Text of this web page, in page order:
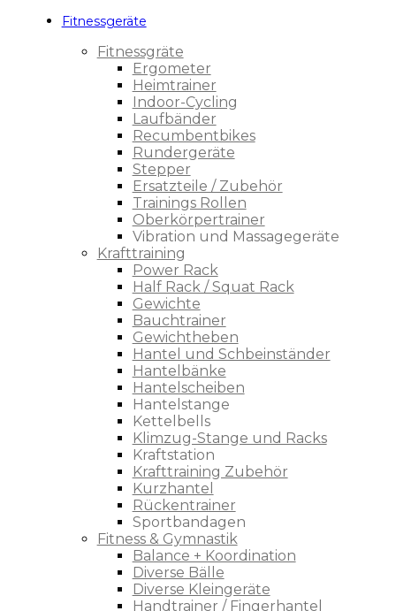
Fitnessgeräte
Fitnessgräte
Ergometer
Heimtrainer
Indoor-Cycling
Laufbänder
Recumbentbikes
Rundergeräte
Stepper
Ersatzteile / Zubehör
Trainings Rollen
Oberkörpertrainer
Vibration und Massagegeräte
Krafttraining
Power Rack
Half Rack / Squat Rack
Gewichte
Bauchtrainer
Gewichtheben
Hantel und Schbeinständer
Hantelbänke
Hantelscheiben
Hantelstange
Kettelbells
Klimzug-Stange und Racks
Kraftstation
Krafttraining Zubehör
Kurzhantel
Rückentrainer
Sportbandagen
Fitness & Gymnastik
Balance + Koordination
Diverse Bälle
Diverse Kleingeräte
Handtrainer / Fingerhantel